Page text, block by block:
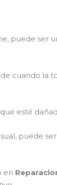
puede ser
cuando la
esté
puede
en